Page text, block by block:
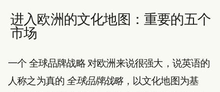
进入欧洲的文化地图：重要的五个
市场
一个 全球品牌战略对欧洲来说很强大，说英语的
人称之为真的 全球品牌战略，以文化地图为基